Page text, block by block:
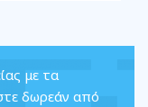
με τα
δωρεάν από